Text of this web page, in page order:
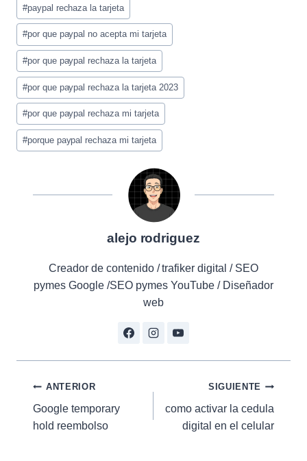
de
la
entrada:
#paypal rechaza la tarjeta
#por que paypal no acepta mi tarjeta
#por que paypal rechaza la tarjeta
#por que paypal rechaza la tarjeta 2023
#por que paypal rechaza mi tarjeta
#porque paypal rechaza mi tarjeta
alejo rodriguez
Creador de contenido / trafiker digital / SEO
pymes Google /SEO pymes YouTube / Diseñador
web
Navegación
de
ANTERIOR
Google temporary
hold reembolso
SIGUIENTE
como activar la cedula
digital en el celular